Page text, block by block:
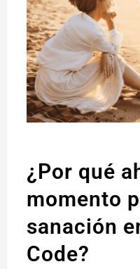
¿Por qué
momento
sanación
Code?